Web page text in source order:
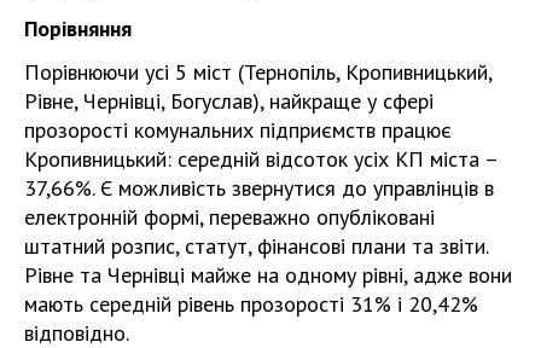
Порівняння
Порівнюючи усі 5 міст (Тернопіль, Кропивницький,
Рівне, Чернівці, Богуслав), найкраще у сфері
прозорості комунальних підприємств працює
Кропивницький: середній відсоток усіх КП міста –
37,66%. Є можливість звернутися до управлінців в
електронній формі, переважно опубліковані
штатний розпис, статут, фінансові плани та звіти.
Рівне та Чернівці майже на одному рівні, адже вони
мають середній рівень прозорості 31% і 20,42%
відповідно.